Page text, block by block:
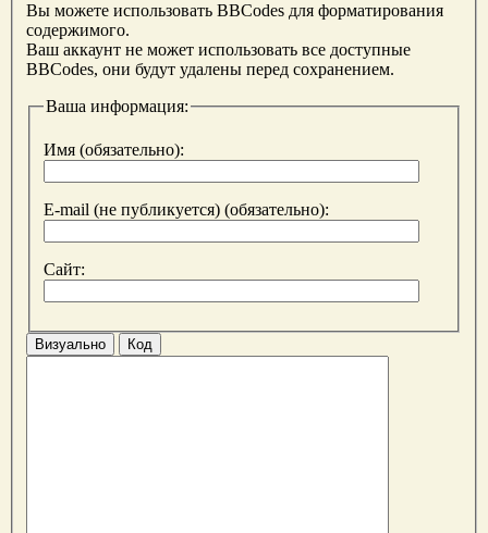
Вы можете использовать BBCodes для форматирования
содержимого.
Ваш аккаунт не может использовать все доступные
BBCodes, они будут удалены перед сохранением.
Ваша информация:
Имя (обязательно):
E-mail (не публикуется) (обязательно):
Сайт:
Визуально Код